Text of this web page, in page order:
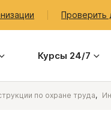
Проверить
Курсы 24/7
по охране труда,